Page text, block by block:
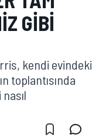
GIBI
kendi evindeki
toplantısında